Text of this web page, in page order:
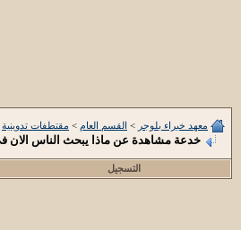
معهد خبراء بلوجر > القسم العام > مقتطفات تدوينية
خدعة مشاهدة عن ماذا يبحث الناس الان
التسجيل